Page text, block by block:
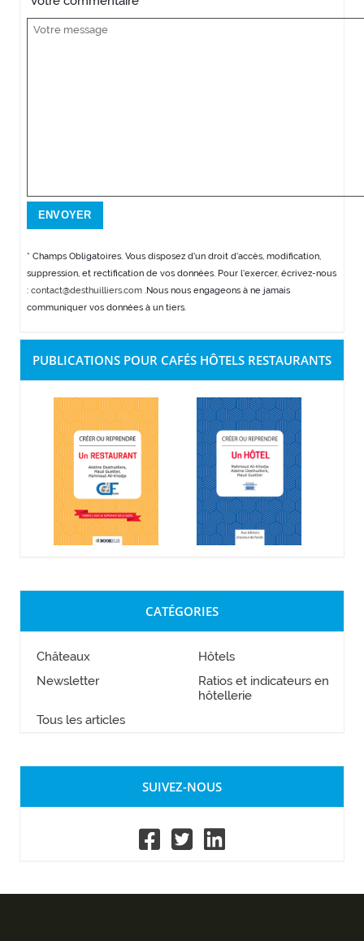
* Champs Obligatoires. Vous disposez d'un droit d'accès, modification,
suppression, et rectification de vos données. Pour l'exercer, écrivez-nous
: contact@desthuilliers.com.Nous nous engageons à ne jamais
communiquer vos données à un tiers.
PUBLICATIONS POUR CAFÉS HÔTELS RESTAURANTS
CATÉGORIES
Châteaux
Hôtels
Newsletter
Ratios et indicateurs en
hôtellerie
Tous les articles
SUIVEZ-NOUS